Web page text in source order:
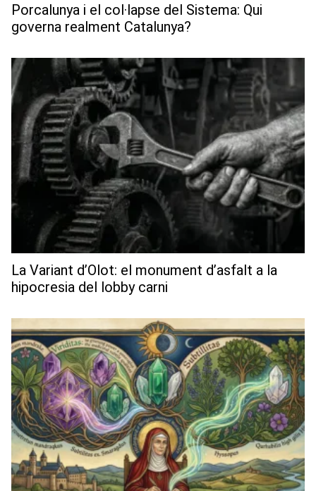
Porcalunya i el col·lapse del Sistema: Qui
governa realment Catalunya?
La Variant d’Olot: el monument d’asfalt a la
hipocresia del lobby carni